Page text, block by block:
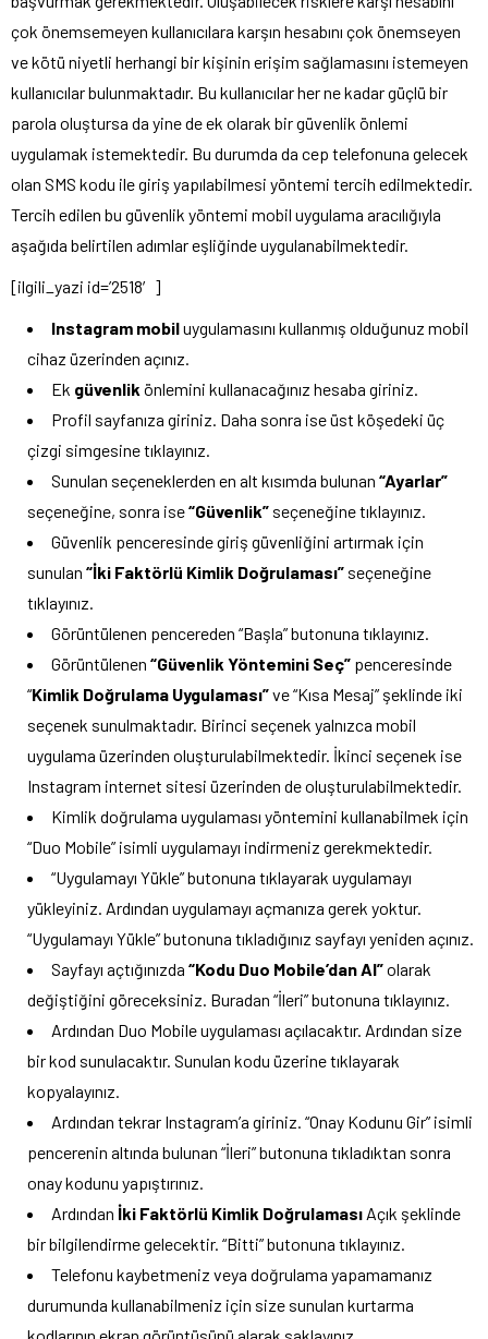
çok önemsemeyen kullanıcılara karşın hesabını çok önemseyen
ve kötü niyetli herhangi bir kişinin erişim sağlamasını istemeyen
kullanıcılar bulunmaktadır. Bu kullanıcılar her ne kadar güçlü bir
parola oluştursa da yine de ek olarak bir güvenlik önlemi
uygulamak istemektedir. Bu durumda da cep telefonuna gelecek
olan SMS kodu ile giriş yapılabilmesi yöntemi tercih edilmektedir.
Tercih edilen bu güvenlik yöntemi mobil uygulama aracılığıyla
aşağıda belirtilen adımlar eşliğinde uygulanabilmektedir.
[ilgili_yazi id=’2518′]
Instagram mobiluygulamasını kullanmış olduğunuz mobil
cihaz üzerinden açınız.
Ek güvenlik önlemini kullanacağınız hesaba giriniz.
Profil sayfanıza giriniz. Daha sonra ise üst köşedeki üç
çizgi simgesine tıklayınız.
Sunulan seçeneklerden en alt kısımda bulunan “Ayarlar”
seçeneğine, sonra ise“Güvenlik” seçeneğine tıklayınız.
Güvenlik penceresinde giriş güvenliğini artırmak için
sunulan “İki Faktörlü Kimlik Doğrulaması” seçeneğine
tıklayınız.
Görüntülenen pencereden “Başla” butonuna tıklayınız.
Görüntülenen “Güvenlik Yöntemini Seç” penceresinde
“Kimlik Doğrulama Uygulaması”ve “Kısa Mesaj” şeklinde iki
seçenek sunulmaktadır. Birinci seçenek yalnızca mobil
uygulama üzerinden oluşturulabilmektedir. İkinci seçenek ise
Instagram internet sitesi üzerinden de oluşturulabilmektedir.
Kimlik doğrulama uygulaması yöntemini kullanabilmek için
“Duo Mobile” isimli uygulamayı indirmeniz gerekmektedir.
“Uygulamayı Yükle” butonuna tıklayarak uygulamayı
yükleyiniz. Ardından uygulamayı açmanıza gerek yoktur.
“Uygulamayı Yükle” butonuna tıkladığınız sayfayı yeniden açınız.
Sayfayı açtığınızda “Kodu Duo Mobile’dan Al”olarak
değiştiğini göreceksiniz. Buradan “İleri” butonuna tıklayınız.
Ardından Duo Mobile uygulaması açılacaktır. Ardından size
bir kod sunulacaktır. Sunulan kodu üzerine tıklayarak
kopyalayınız.
Ardından tekrar Instagram’a giriniz. “Onay Kodunu Gir” isimli
pencerenin altında bulunan “İleri” butonuna tıkladıktan sonra
onay kodunu yapıştırınız.
Ardından İki Faktörlü Kimlik Doğrulaması Açık şeklinde
bir bilgilendirme gelecektir. “Bitti” butonuna tıklayınız.
Telefonu kaybetmeniz veya doğrulama yapamamanız
durumunda kullanabilmeniz için size sunulan kurtarma